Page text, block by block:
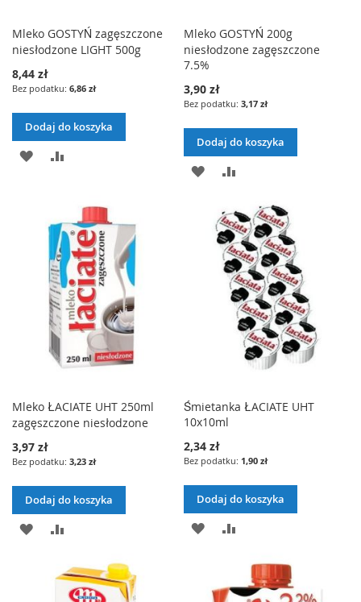
Mleko GOSTYŃ zagęszczone
niesłodzone LIGHT 500g
8,44 zł
6,86 zł
Dodaj do koszyka
DODAJ
ŻYCZEŃ
Mleko GOSTYŃ 200g
niesłodzone zagęszczone
7.5%
3,90 zł
3,17 zł
Dodaj do koszyka
DODAJ
LISTY
ŻYCZEŃ
Mleko ŁACIATE UHT 250ml
zagęszczone niesłodzone
3,97 zł
3,23 zł
Dodaj do koszyka
DODAJ
LISTY
Śmietanka ŁACIATE UHT
10x10ml
2,34 zł
1,90 zł
Dodaj do koszyka
DODAJ